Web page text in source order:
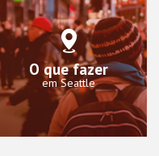
O que fazer
em Seattle